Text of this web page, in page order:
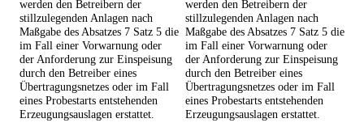
werden den Betreibern der
stillzulegenden Anlagen nach
Maßgabe des Absatzes 7 Satz 5 die
im Fall einer Vorwarnung oder
der Anforderung zur Einspeisung
durch den Betreiber eines
Übertragungsnetzes oder im Fall
eines Probestarts entstehenden
Erzeugungsauslagen erstattet.
werden den Betreibern der
stillzulegenden Anlagen nach
Maßgabe des Absatzes 7 Satz 5 die
im Fall einer Vorwarnung oder
der Anforderung zur Einspeisung
durch den Betreiber eines
Übertragungsnetzes oder im Fall
eines Probestarts entstehenden
Erzeugungsauslagen erstattet.